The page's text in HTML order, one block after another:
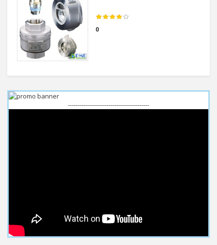
0
------------------------------------------